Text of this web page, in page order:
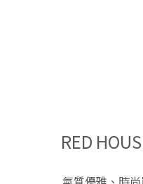
RED